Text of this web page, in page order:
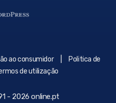
ao consumidor
Politica de
de utilização
- 2026 online.pt